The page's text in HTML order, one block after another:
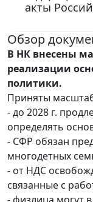
акты
Обзор
В НК внесены
реализации
политики.
Приняты
- до 2028 г.
определять
- СФР обязан
многодетных
- от НДС
связанные с